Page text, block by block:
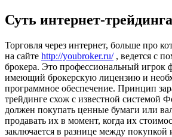
Суть интернет-трейдинга
Торговля через интернет, больше про
на сайте http://youbroker.ru/, ведется с
брокера. Это профессиональный игрок
имеющий брокерскую лицензию и
программное обеспечение. Принцип
трейдинге схож с известной системой
должен покупать ценные бумаги или
продавать их в момент, когда их
заключается в разнице между покупкой